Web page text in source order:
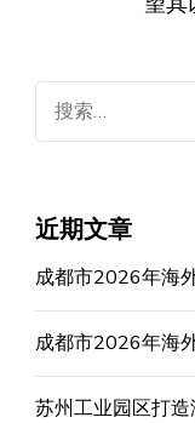
索：
近期文章
成都市2026年海
成都市2026年海
苏州工业园区打